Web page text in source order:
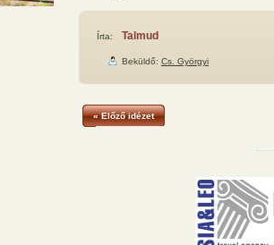
Írta: Talmud
Beküldő: Cs. Györgyi
« Előző idézet